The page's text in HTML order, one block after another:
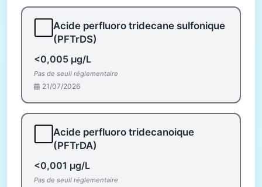
Acide perfluoro tridecane sulfonique
(PFTrDS)
<0,005 µg/L
Pas de seuil réglementaire
21/07/2026
Acide perfluoro tridecanoique
(PFTrDA)
<0,001 µg/L
Pas de seuil réglementaire